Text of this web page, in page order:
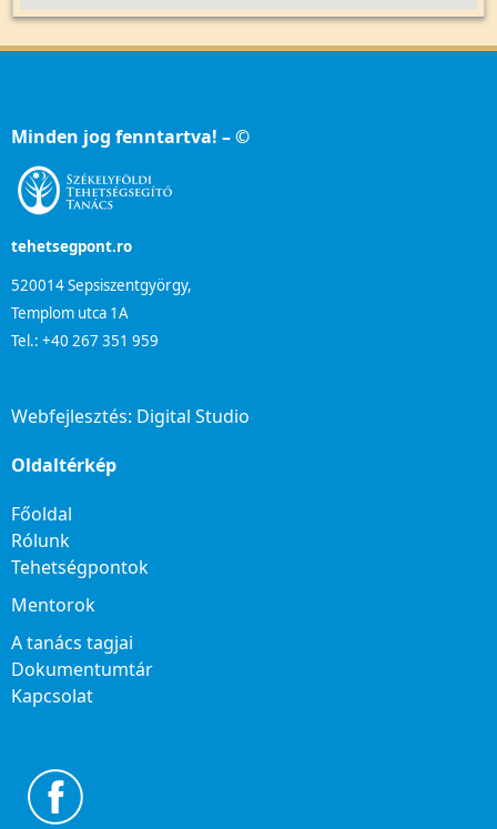
Minden jog fenntartva! – ©
tehetsegpont.ro
520014 Sepsiszentgyörgy,
Templom utca 1A
Tel.: +40 267 351 959
Webfejlesztés: Digital Studio
Oldaltérkép
Főoldal
Rólunk
Tehetségpontok
Mentorok
A tanács tagjai
Dokumentumtár
Kapcsolat